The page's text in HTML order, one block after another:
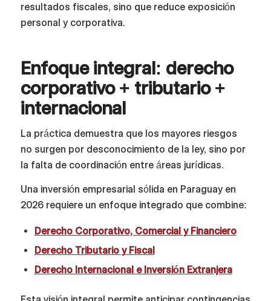
resultados fiscales, sino que reduce exposición
personal y corporativa.
Enfoque integral: derecho
corporativo + tributario +
internacional
La práctica demuestra que los mayores riesgos
no surgen por desconocimiento de la ley, sino por
la falta de coordinación entre áreas jurídicas.
Una inversión empresarial sólida en Paraguay en
2026 requiere un enfoque integrado que combine:
Derecho Corporativo, Comercial y Financiero
Derecho Tributario y Fiscal
Derecho Internacional e Inversión Extranjera